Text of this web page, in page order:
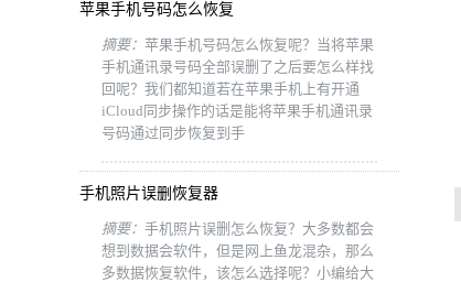
苹果手机号码怎么恢复
摘要： 苹果手机号码怎么恢复呢？当将苹果
手机通讯录号码全部误删了之后要怎么样找
回呢？我们都知道若在苹果手机上有开通
iCloud同步操作的话是能将苹果手机通讯录
号码通过同步恢复到手
手机照片误删恢复器
摘要： 手机照片误删怎么恢复？大多数都会
想到数据会软件，但是网上鱼龙混杂，那么
多数据恢复软件，该怎么选择呢？小编给大